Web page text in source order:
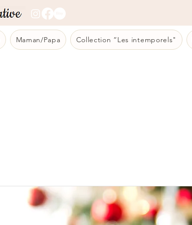
Maman/Papa Collection “Les intemporels"